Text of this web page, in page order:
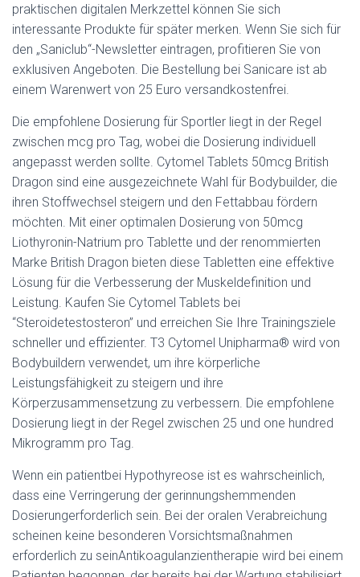
praktischen digitalen Merkzettel können Sie sich
interessante Produkte für später merken. Wenn Sie sich für
den „Saniclub“-Newsletter eintragen, profitieren Sie von
exklusiven Angeboten. Die Bestellung bei Sanicare ist ab
einem Warenwert von 25 Euro versandkostenfrei.
Die empfohlene Dosierung für Sportler liegt in der Regel
zwischen mcg pro Tag, wobei die Dosierung individuell
angepasst werden sollte. Cytomel Tablets 50mcg British
Dragon sind eine ausgezeichnete Wahl für Bodybuilder, die
ihren Stoffwechsel steigern und den Fettabbau fördern
möchten. Mit einer optimalen Dosierung von 50mcg
Liothyronin-Natrium pro Tablette und der renommierten
Marke British Dragon bieten diese Tabletten eine effektive
Lösung für die Verbesserung der Muskeldefinition und
Leistung. Kaufen Sie Cytomel Tablets bei
“Steroidetestosteron” und erreichen Sie Ihre Trainingsziele
schneller und effizienter. T3 Cytomel Unipharma® wird von
Bodybuildern verwendet, um ihre körperliche
Leistungsfähigkeit zu steigern und ihre
Körperzusammensetzung zu verbessern. Die empfohlene
Dosierung liegt in der Regel zwischen 25 und one hundred
Mikrogramm pro Tag.
Wenn ein patientbei Hypothyreose ist es wahrscheinlich,
dass eine Verringerung der gerinnungshemmenden
Dosierungerforderlich sein. Bei der oralen Verabreichung
scheinen keine besonderen Vorsichtsmaßnahmen
erforderlich zu seinAntikoagulanzientherapie wird bei einem